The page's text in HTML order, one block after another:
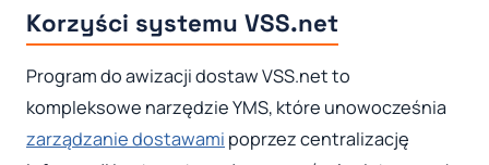
Korzyści systemu VSS.net
Program do awizacji dostaw VSS.net to
kompleksowe narzędzie YMS, które unowocześnia
zarządzanie dostawami poprzez centralizację